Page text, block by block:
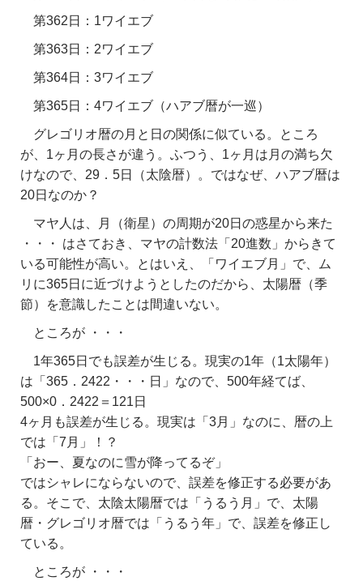
第362日：1ワイエブ
第363日：2ワイエブ
第364日：3ワイエブ
第365日：4ワイエブ（ハアブ暦が一巡）
グレゴリオ暦の月と日の関係に似ている。ところ
が、1ヶ月の長さが違う。ふつう、1ヶ月は月の満ち欠
けなので、29．5日（太陰暦）。ではなぜ、ハアブ暦は
20日なのか？
マヤ人は、月（衛星）の周期が20日の惑星から来た
・・・ はさておき、マヤの計数法「20進数」からきて
いる可能性が高い。とはいえ、「ワイエブ月」で、ム
リに365日に近づけようとしたのだから、太陽暦（季
節）を意識したことは間違いない。
ところが ・・・
1年365日でも誤差が生じる。現実の1年（1太陽年）
は「365．2422・・・日」なので、500年経てば、
500×0．2422＝121日
4ヶ月も誤差が生じる。現実は「3月」なのに、暦の上
では「7月」！？
「おー、夏なのに雪が降ってるぞ」
ではシャレにならないので、誤差を修正する必要があ
る。そこで、太陰太陽暦では「うるう月」で、太陽
暦・グレゴリオ暦では「うるう年」で、誤差を修正し
ている。
ところが ・・・